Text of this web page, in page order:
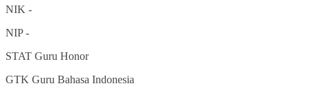
NIK -
NIP-
STAT Guru Honor
GTK Guru Bahasa Indonesia